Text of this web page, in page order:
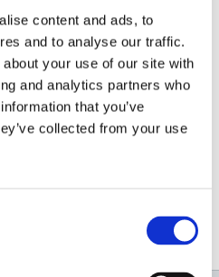
content and ads, to
and to analyse our traffic.
your use of our site with
and analytics partners who
that you’ve
collected from your use
montolit-